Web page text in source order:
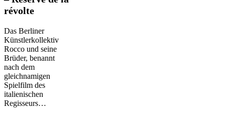
Blanc
–
de
la
révolte
révolte
Das Berliner
Künstlerkollektiv
Rocco und seine
Brüder, benannt
nach dem
gleichnamigen
Spielfilm des
italienischen
Regisseurs…